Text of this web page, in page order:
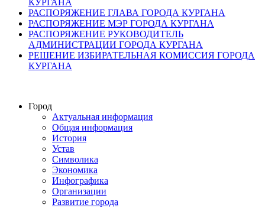
РАСПОРЯЖЕНИЕ ГЛАВА ГОРОДА КУРГАНА
РАСПОРЯЖЕНИЕ МЭР ГОРОДА КУРГАНА
РАСПОРЯЖЕНИЕ РУКОВОДИТЕЛЬ
АДМИНИСТРАЦИИ ГОРОДА КУРГАНА
РЕШЕНИЕ ИЗБИРАТЕЛЬНАЯ КОМИССИЯ ГОРОДА
КУРГАНА
Город
Актуальная информация
Общая информация
История
Устав
Символика
Экономика
Инфографика
Организации
Развитие города